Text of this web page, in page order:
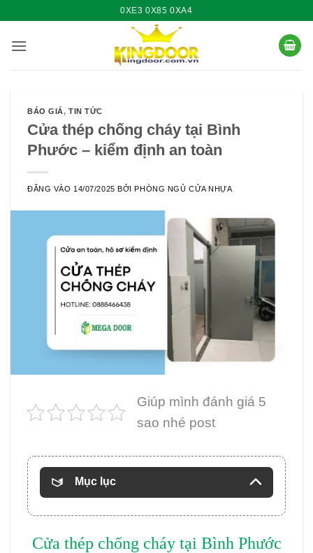
nội
0XE3 0X85 0XA4
BÁO GIÁ,TIN TỨC
Cửa thép chống cháy tại Bình
Phước – kiểm định an toàn
ĐĂNG VÀO 14/07/2025 BỞIPHÒNG NGỦ CỬA NHỰA
Giúp mình đánh giá 5
sao nhé post
Mục lục
Cửa thép chống cháy tại Bình Phước